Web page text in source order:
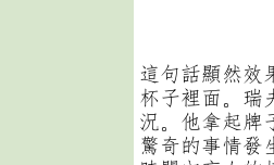
這句話顯然效
杯子裡面。瑞
況。他拿起牌
驚奇的事情發